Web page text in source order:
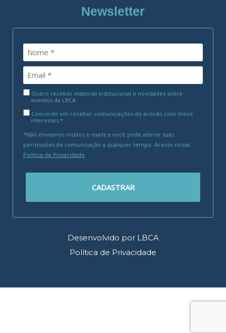
Newsletter
Quero receber material institucional e novidades sobre
eventos da LBCA
Concordo em receber comunicações de acordo com meus
interesses.*
*Não enviamos muitos e-mails e você pode alterar suas
permissões de comunicação a qualquer tempo. Acesse nossa
Política de Privacidade.
CADASTRAR
Desenvolvido por LBCA
Política de Privacidade